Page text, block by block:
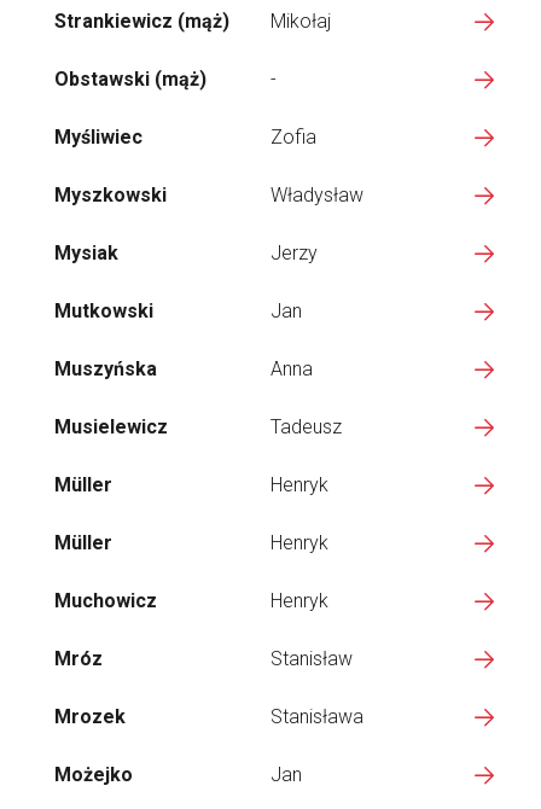
Strankiewicz (mąż) Mikołaj
Obstawski (mąż) -
Myśliwiec Zofia
Myszkowski Władysław
Mysiak Jerzy
Mutkowski Jan
Muszyńska Anna
Musielewicz Tadeusz
Müller Henryk
Müller Henryk
Muchowicz Henryk
Mróz Stanisław
Mrozek Stanisława
Możejko Jan